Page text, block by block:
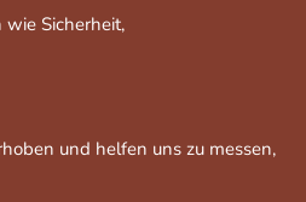
Sicherheit,
und helfen uns zu messen,